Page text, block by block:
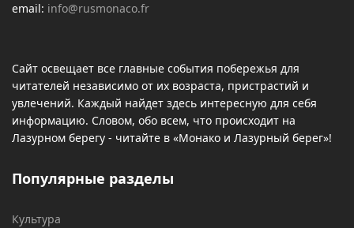
email: info@rusmonaco.fr
Сайт освещает все главные события побережья для
читателей независимо от их возраста, пристрастий и
увлечений. Каждый найдет здесь интересную для себя
информацию. Словом, обо всем, что происходит на
Лазурном берегу - читайте в «Монако и Лазурный берег»!
Популярные разделы
Культура